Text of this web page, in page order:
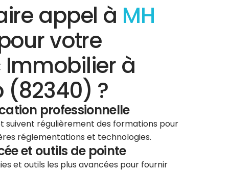
appel à MH
votre
à
(82340) ?
professionnelle
suivent régulièrement des formations pour
réglementations et technologies.
et outils de pointe
et outils les plus avancées pour fournir